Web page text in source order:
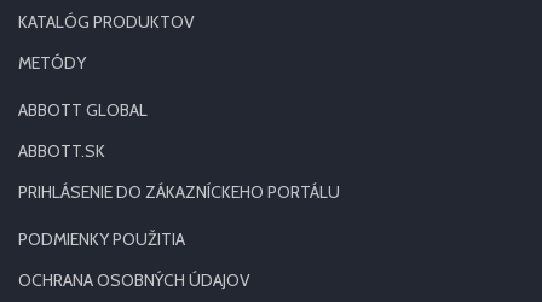
KATALÓG PRODUKTOV
METÓDY
ABBOTT GLOBAL
ABBOTT.SK
PRIHLÁSENIE DO ZÁKAZNÍCKEHO PORTÁLU
PODMIENKY POUŽITIA
OCHRANA OSOBNÝCH ÚDAJOV